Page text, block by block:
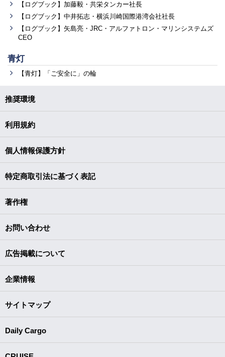
【ログブック】加藤毅・共栄タンカー社長
【ログブック】中井拓志・横浜川崎国際港湾会社社長
【ログブック】矢島亮・JRC・アルファトロン・マリンシステムズ
CEO
青灯
【青灯】「ご安全に」の輪
推奨環境
利用規約
個人情報保護方針
特定商取引法に基づく表記
著作権
お問い合わせ
広告掲載について
企業情報
サイトマップ
Daily Cargo